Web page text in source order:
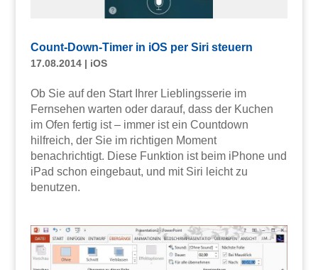
Count-Down-Timer in iOS per Siri steuern
17.08.2014| iOS
Ob Sie auf den Start Ihrer Lieblingsserie im
Fernsehen warten oder darauf, dass der Kuchen
im Ofen fertig ist – immer ist ein Countdown
hilfreich, der Sie im richtigen Moment
benachrichtigt. Diese Funktion ist beim iPhone und
iPad schon eingebaut, und mit Siri leicht zu
benutzen.